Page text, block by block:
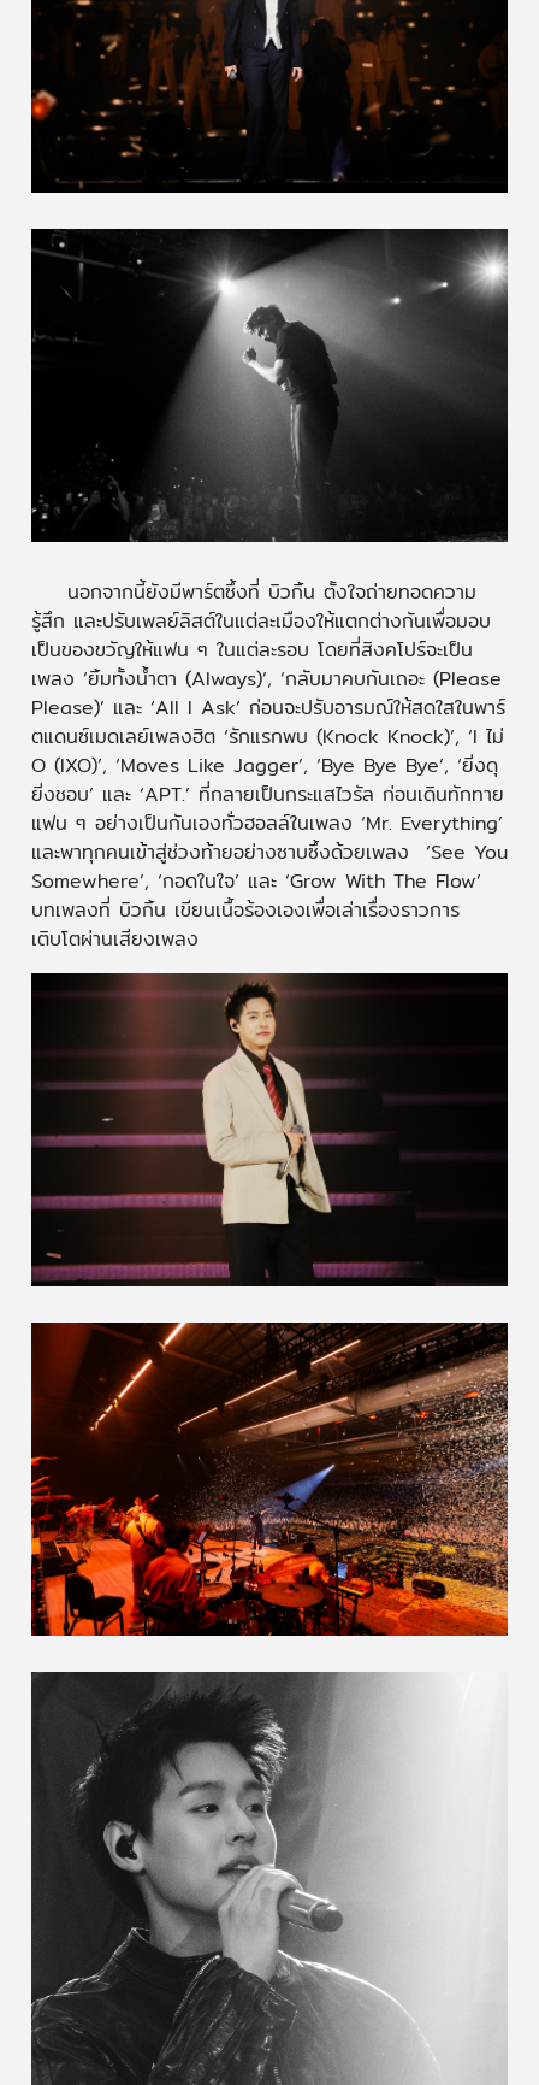
นอกจากนี้ยังมีพาร์ตซึ้งที่ บิวกิ้น ตั้งใจถ่ายทอดความ
รู้สึก และปรับเพลย์ลิสต์ในแต่ละเมืองให้แตกต่างกันเพื่อมอบ
เป็นของขวัญให้แฟน ๆ ในแต่ละรอบ โดยที่สิงคโปร์จะเป็น
เพลง ‘ยิ้มทั้งน้ำตา (Always)’, ‘กลับมาคบกันเถอะ (Please
Please)’ และ ‘All I Ask’ ก่อนจะปรับอารมณ์ให้สดใสในพาร์
ตแดนซ์เมดเลย์เพลงฮิต ‘รักแรกพบ (Knock Knock)’, ‘I ไม่
O (IXO)’, ‘Moves Like Jagger’, ‘Bye Bye Bye’, ‘ยิ่งดุ
ยิ่งชอบ’ และ ‘APT.’ ที่กลายเป็นกระแสไวรัล ก่อนเดินทักทาย
แฟน ๆ อย่างเป็นกันเองทั่วฮอลล์ในเพลง ‘Mr. Everything’
และพาทุกคนเข้าสู่ช่วงท้ายอย่างซาบซึ้งด้วยเพลง ‘See You
Somewhere’, ‘กอดในใจ’ และ ‘Grow With The Flow’
บทเพลงที่ บิวกิ้น เขียนเนื้อร้องเองเพื่อเล่าเรื่องราวการ
เติบโตผ่านเสียงเพลง